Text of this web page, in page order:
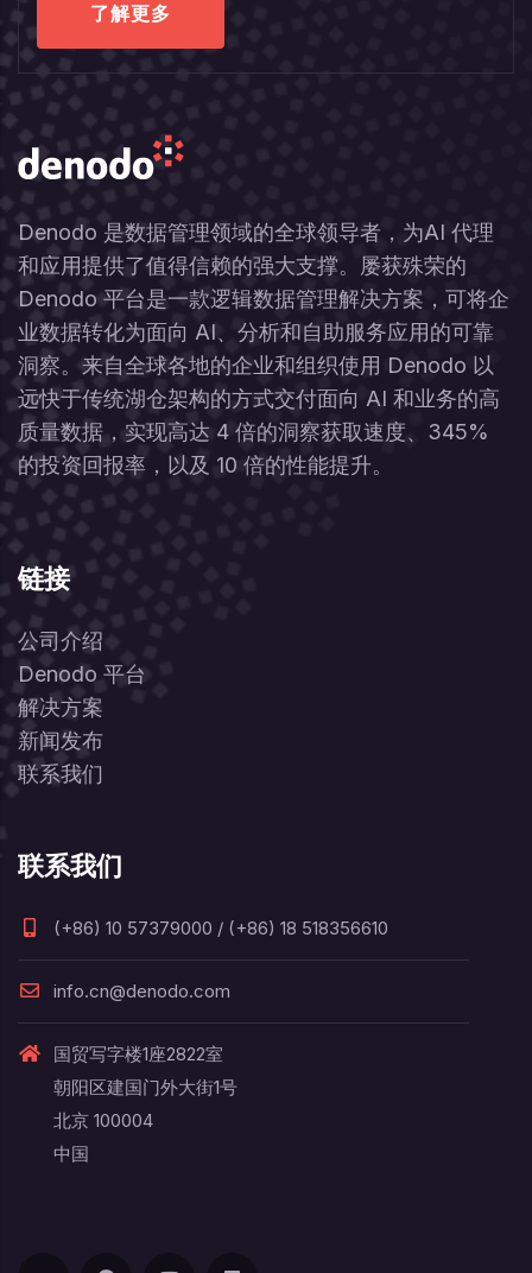
了解更多
Denodo 是数据管理领域的全球领导者，为AI 代理
和应用提供了值得信赖的强大支撑。屡获殊荣的
Denodo 平台是一款逻辑数据管理解决方案，可将企
业数据转化为面向 AI、分析和自助服务应用的可靠
洞察。来自全球各地的企业和组织使用 Denodo 以
远快于传统湖仓架构的方式交付面向 AI 和业务的高
质量数据，实现高达 4 倍的洞察获取速度、345%
的投资回报率，以及 10 倍的性能提升。
链接
公司介绍
Denodo 平台
解决方案
新闻发布
联系我们
联系我们
(+86) 10 57379000 / (+86) 18 518356610
info.cn@denodo.com
国贸写字楼1座2822室
朝阳区建国门外大街1号
北京 100004
中国